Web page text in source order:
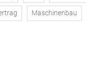
Maschinenbau